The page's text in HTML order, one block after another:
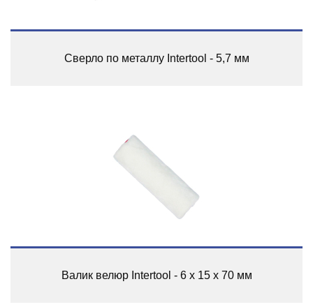
Сверло по металлу Intertool - 5,7 мм
Валик велюр Intertool - 6 х 15 х 70 мм